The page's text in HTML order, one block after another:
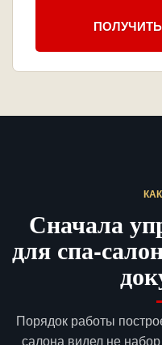
Сначала
для спа-
Порядок работы
салона видел не